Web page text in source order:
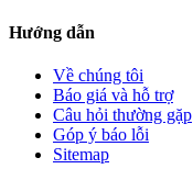
Hướng dẫn
Về chúng tôi
Báo giá và hỗ trợ
Câu hỏi thường gặp
Góp ý báo lỗi
Sitemap